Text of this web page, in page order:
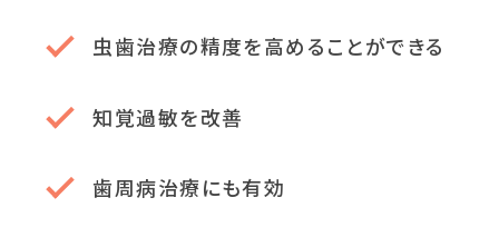
虫歯治療の精度を高めることができる
知覚過敏を改善
歯周病治療にも有効